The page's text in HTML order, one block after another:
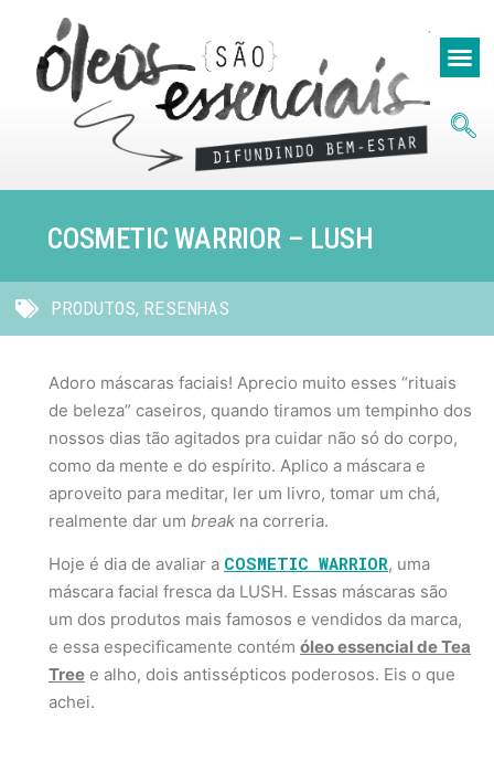
COSMETIC WARRIOR – LUSH
PRODUTOS, RESENHAS
Adoro máscaras faciais! Aprecio muito esses “rituais
de beleza” caseiros, quando tiramos um tempinho dos
nossos dias tão agitados pra cuidar não só do corpo,
como da mente e do espírito. Aplico a máscara e
aproveito para meditar, ler um livro, tomar um chá,
realmente dar um break na correria.
Hoje é dia de avaliar a COSMETIC WARRIOR, uma
máscara facial fresca da LUSH. Essas máscaras são
um dos produtos mais famosos e vendidos da marca,
e essa especificamente contém óleo essencial de Tea
Tree e alho, dois antissépticos poderosos. Eis o que
achei.